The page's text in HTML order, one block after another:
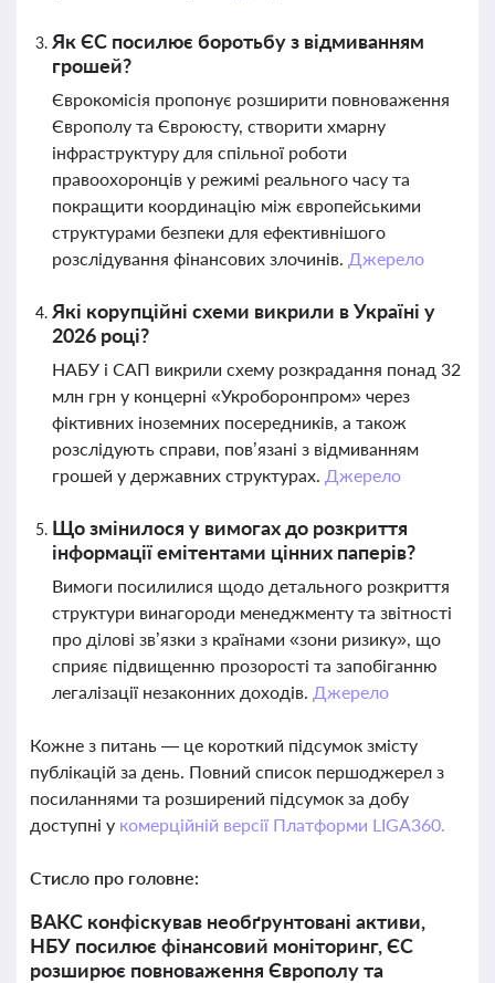
Як ЄС посилює боротьбу з відмиванням
грошей?
Єврокомісія пропонує розширити повноваження
Європолу та Євроюсту, створити хмарну
інфраструктуру для спільної роботи
правоохоронців у режимі реального часу та
покращити координацію між європейськими
структурами безпеки для ефективнішого
розслідування фінансових злочинів. Джерело
Які корупційні схеми викрили в Україні у
2026 році?
НАБУ і САП викрили схему розкрадання понад 32
млн грн у концерні «Укроборонпром» через
фіктивних іноземних посередників, а також
розслідують справи, пов’язані з відмиванням
грошей у державних структурах. Джерело
Що змінилося у вимогах до розкриття
інформації емітентами цінних паперів?
Вимоги посилилися щодо детального розкриття
структури винагороди менеджменту та звітності
про ділові зв’язки з країнами «зони ризику», що
сприяє підвищенню прозорості та запобіганню
легалізації незаконних доходів. Джерело
Кожне з питань — це короткий підсумок змісту
публікацій за день. Повний список першоджерел з
посиланнями та розширений підсумок за добу
доступні у комерційній версії Платформи LIGA360.
Стисло про головне:
ВАКС конфіскував необґрунтовані активи,
НБУ посилює фінансовий моніторинг, ЄС
розширює повноваження Європолу та